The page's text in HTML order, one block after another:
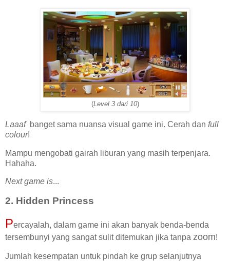
(Level 3 dari 10)
Laaafbanget sama nuansa visual game ini. Cerah dan full
colour!
Mampu mengobati gairah liburan yang masih terpenjara.
Hahaha.
Next game is...
2. Hidden Princess
Percayalah, dalam game ini akan banyak benda-benda
tersembunyi yang sangat sulit ditemukan jika tanpa zoom!
Jumlah kesempatan untuk pindah ke grup selanjutnya